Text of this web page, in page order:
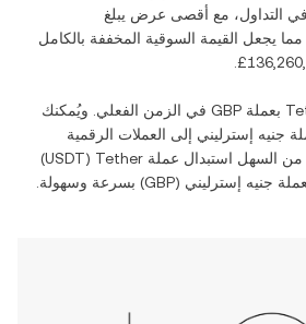
في التداول، مع أقصى عرض يبلغ
مما يجعل القيمة السوقية المخففة بالكامل
بعملة ‏ GBP في الزمن الفعلي. ويُمكنك
جنيه إسترليني إلى العملات الرقمية
من السهل استبدال عملة Tether
(‏
USDT
)
جنيه إسترليني (‏
GBP) بسرعة وسهولة.